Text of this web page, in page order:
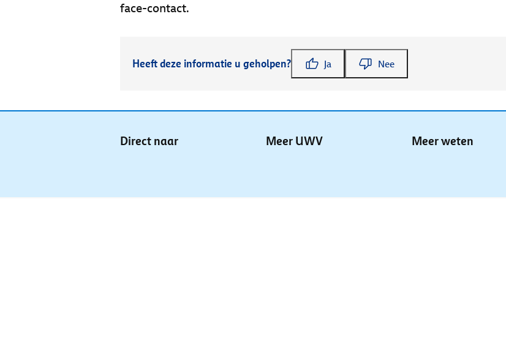
face-contact.
Heeft deze informatie u geholpen? Ja Nee
Direct naar Meer UWV Meer weten